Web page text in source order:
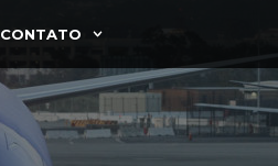
CONTATO